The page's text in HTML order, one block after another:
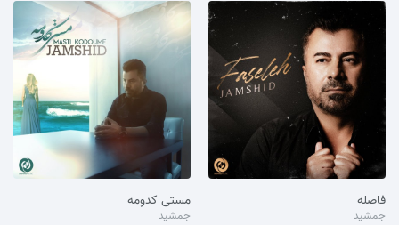
فاصله
جمشید
مستی کدومه
جمشید